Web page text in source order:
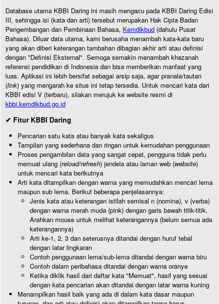
Database utama KBBI Daring ini masih mengacu pada KBBI Daring Edisi
III, sehingga isi (kata dan arti) tersebut merupakan Hak Cipta Badan
Pengembangan dan Pembinaan Bahasa, Kemdikbud (dahulu Pusat
Bahasa). Diluar data utama, kami berusaha menambah kata-kata baru
yang akan diberi keterangan tambahan dibagian akhir arti atau definisi
dengan "Definisi Eksternal". Semoga semakin menambah khazanah
referensi pendidikan di Indonesia dan bisa memberikan manfaat yang
luas. Aplikasi ini lebih bersifat sebagai arsip saja, agar pranala/tautan
(link) yang mengarah ke situs ini tetap tersedia. Untuk mencari kata dari
KBBI edisi V (terbaru), silakan merujuk ke website resmi di
kbbi.kemdikbud.go.id
✔ Fitur KBBI Daring
Pencarian satu kata atau banyak kata sekaligus
Tampilan yang sederhana dan ringan untuk kemudahan penggunaan
Proses pengambilan data yang sangat cepat, pengguna tidak perlu
memuat ulang (reload/refresh) jendela atau laman web (website)
untuk mencari kata berikutnya
Arti kata ditampilkan dengan warna yang memudahkan mencari lema
maupun sub lema. Berikut beberapa penjelasannya:
Jenis kata atau keterangan istilah semisal n (nomina), v (verba)
dengan warna merah muda (pink) dengan garis bawah titik-titik.
Arahkan mouse untuk melihat keterangannya (belum semua ada
keterangannya)
Arti ke-1, 2, 3 dan seterusnya ditandai dengan huruf tebal
dengan latar lingkaran
Contoh penggunaan lema/sub-lema ditandai dengan warna biru
Contoh dalam peribahasa ditandai dengan warna oranye
Ketika diklik hasil dari daftar kata "Memuat", hasil yang sesuai
dengan kata pencarian akan ditandai dengan latar warna kuning
Menampilkan hasil baik yang ada di dalam kata dasar maupun